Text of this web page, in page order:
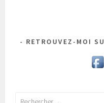
RETROUVEZ-MOI
Rechercher :